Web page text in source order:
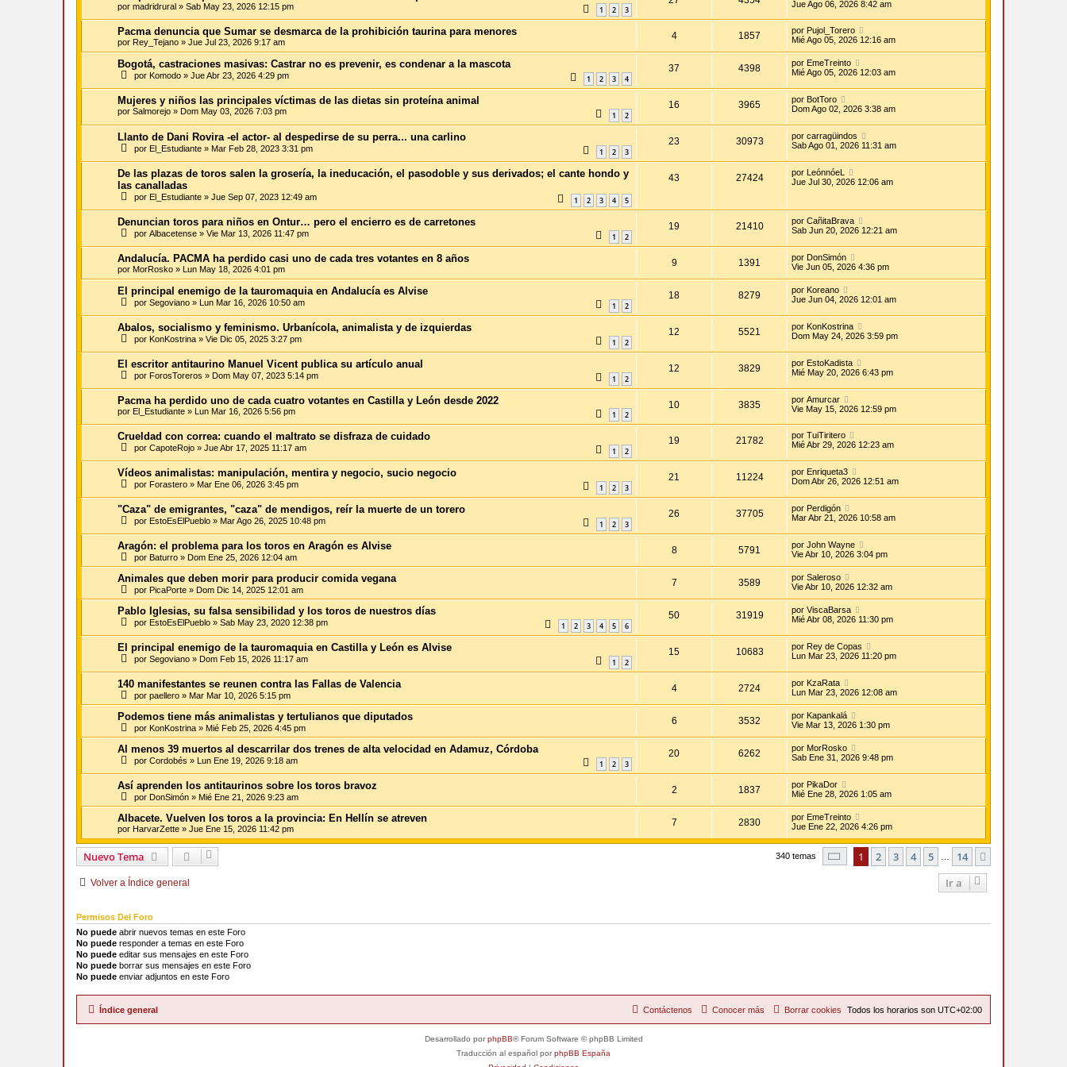
por madridrural » Sab May 23, 2026 12:15 pm 1 2 3
Jue Ago 06, 2026 8:42 am
Pacma denuncia que Sumar se desmarca de la prohibición taurina para menores
por Rey_Tejano » Jue Jul 23, 2026 9:17 am
4 1857 por Pujol_Torero
Mié Ago 05, 2026 12:16 am
Bogotá, castraciones masivas: Castrar no es prevenir, es condenar a la mascota
por Komodo » Jue Abr 23, 2026 4:29 pm 1 2 3 4
37 4398 por EmeTreinto
Mié Ago 05, 2026 12:03 am
Mujeres y niños las principales víctimas de las dietas sin proteína animal
por Salmorejo » Dom May 03, 2026 7:03 pm 1 2
16 3965 por BotToro
Dom Ago 02, 2026 3:38 am
Llanto de Dani Rovira -el actor- al despedirse de su perra... una carlino
por El_Estudiante » Mar Feb 28, 2023 3:31 pm 1 2 3
23 30973 por carragüindos
Sab Ago 01, 2026 11:31 am
De las plazas de toros salen la grosería, la ineducación, el pasodoble y sus derivados; el cante hondo y
las canalladas
por El_Estudiante » Jue Sep 07, 2023 12:49 am 1 2 3 4 5
43 27424 por LeónnóeL
Jue Jul 30, 2026 12:06 am
Denuncian toros para niños en Ontur… pero el encierro es de carretones
por Albacetense » Vie Mar 13, 2026 11:47 pm 1 2
19 21410 por CañitaBrava
Sab Jun 20, 2026 12:21 am
Andalucía. PACMA ha perdido casi uno de cada tres votantes en 8 años
por MorRosko » Lun May 18, 2026 4:01 pm
9 1391 por DonSimón
Vie Jun 05, 2026 4:36 pm
El principal enemigo de la tauromaquia en Andalucía es Alvise
por Segoviano » Lun Mar 16, 2026 10:50 am 1 2
18 8279 por Koreano
Jue Jun 04, 2026 12:01 am
Abalos, socialismo y feminismo. Urbanícola, animalista y de izquierdas
por KonKostrina » Vie Dic 05, 2025 3:27 pm 1 2
12 5521 por KonKostrina
Dom May 24, 2026 3:59 pm
El escritor antitaurino Manuel Vicent publica su artículo anual
por ForosToreros » Dom May 07, 2023 5:14 pm 1 2
12 3829 por EstoKadista
Mié May 20, 2026 6:43 pm
Pacma ha perdido uno de cada cuatro votantes en Castilla y León desde 2022
por El_Estudiante » Lun Mar 16, 2026 5:56 pm 1 2
10 3835 por Amurcar
Vie May 15, 2026 12:59 pm
Crueldad con correa: cuando el maltrato se disfraza de cuidado
por CapoteRojo » Jue Abr 17, 2025 11:17 am 1 2
19 21782 por TuiTiritero
Mié Abr 29, 2026 12:23 am
Vídeos animalistas: manipulación, mentira y negocio, sucio negocio
por Forastero » Mar Ene 06, 2026 3:45 pm 1 2 3
21 11224 por Enriqueta3
Dom Abr 26, 2026 12:51 am
"Caza" de emigrantes, "caza" de mendigos, reír la muerte de un torero
por EstoEsElPueblo » Mar Ago 26, 2025 10:48 pm 1 2 3
26 37705 por Perdigón
Mar Abr 21, 2026 10:58 am
Aragón: el problema para los toros en Aragón es Alvise
por Baturro » Dom Ene 25, 2026 12:04 am
8 5791 por John Wayne
Vie Abr 10, 2026 3:04 pm
Animales que deben morir para producir comida vegana
por PicaPorte » Dom Dic 14, 2025 12:01 am
7 3589 por Saleroso
Vie Abr 10, 2026 12:32 am
Pablo Iglesias, su falsa sensibilidad y los toros de nuestros días
por EstoEsElPueblo » Sab May 23, 2020 12:38 pm 1 2 3 4 5 6
50 31919 por ViscaBarsa
Mié Abr 08, 2026 11:30 pm
El principal enemigo de la tauromaquia en Castilla y León es Alvise
por Segoviano » Dom Feb 15, 2026 11:17 am 1 2
15 10683 por Rey de Copas
Lun Mar 23, 2026 11:20 pm
140 manifestantes se reunen contra las Fallas de Valencia
por paellero » Mar Mar 10, 2026 5:15 pm
4 2724 por KzaRata
Lun Mar 23, 2026 12:08 am
Podemos tiene más animalistas y tertulianos que diputados
por KonKostrina » Mié Feb 25, 2026 4:45 pm
6 3532 por Kapankalá
Vie Mar 13, 2026 1:30 pm
Al menos 39 muertos al descarrilar dos trenes de alta velocidad en Adamuz, Córdoba
por Cordobés » Lun Ene 19, 2026 9:18 am 1 2 3
20 6262 por MorRosko
Sab Ene 31, 2026 9:48 pm
Así aprenden los antitaurinos sobre los toros bravoz
por DonSimón » Mié Ene 21, 2026 9:23 am
2 1837 por PikaDor
Mié Ene 28, 2026 1:05 am
Albacete. Vuelven los toros a la provincia: En Hellín se atreven
por HarvarZette » Jue Ene 15, 2026 11:42 pm
7 2830 por EmeTreinto
Jue Ene 22, 2026 4:26 pm
Nuevo Tema 340 temas Página1 de 14
1 2 3 4 5 14
Volver a Índice general Ir a
Permisos Del Foro
No puede abrir nuevos temas en este Foro
No puede responder a temas en este Foro
No puede editar sus mensajes en este Foro
No puede borrar sus mensajes en este Foro
No puede enviar adjuntos en este Foro
Índice general Todos los horarios son UTC+02:00
Borrar cookies
Conocer más
Contáctenos
Desarrollado porphpBB® Forum Software © phpBB Limited
Traducción al español porphpBB España